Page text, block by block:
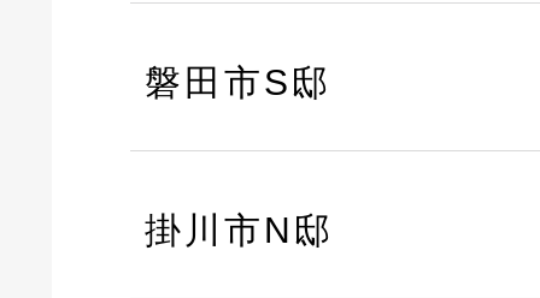
磐田市S邸
掛川市N邸